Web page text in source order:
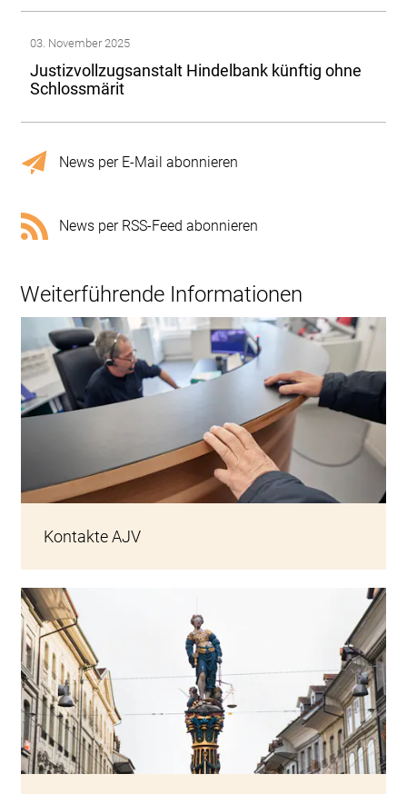
03. November 2025
Justizvollzugsanstalt Hindelbank künftig ohne
Schlossmärit
News per E-Mail abonnieren
News per RSS-Feed abonnieren
Weiterführende Informationen
Kontakte AJV